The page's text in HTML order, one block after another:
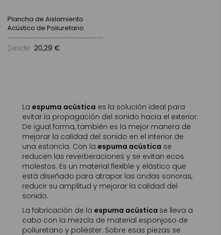
Plancha de Aislamiento
Acústico de Poliuretano
Desde 20,29 €
La espuma acústica es la solución ideal para
evitar la propagación del sonido hacia el exterior.
De igual forma, también es la mejor manera de
mejorar la calidad del sonido en el interior de
una estancia. Con la espuma acústica se
reducen las reverberaciones y se evitan ecos
molestos. Es un material flexible y elástico que
está diseñado para atrapar las ondas sonoras,
reducir su amplitud y mejorar la calidad del
sonido.
La fabricación de la espuma acústica se lleva a
cabo con la mezcla de material esponjoso de
poliuretano y poliéster. Sobre esas piezas se